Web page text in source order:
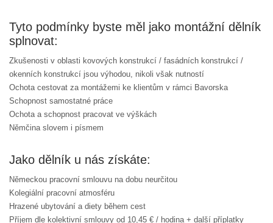
Tyto podmínky byste měl jako montážní dělník
splnovat:
Zkušenosti v oblasti kovových konstrukcí / fasádních konstrukcí /
okenních konstrukcí jsou výhodou, nikoli však nutností
Ochota cestovat za montážemi ke klientům v rámci Bavorska
Schopnost samostatné práce
Ochota a schopnost pracovat ve výškách
Němčina slovem i písmem
Jako dělník u nás získáte:
Německou pracovní smlouvu na dobu neurčitou
Kolegiální pracovní atmosféru
Hrazené ubytování a diety během cest
Příjem dle kolektivní smlouvy od 10,45 € / hodina + další příplatky